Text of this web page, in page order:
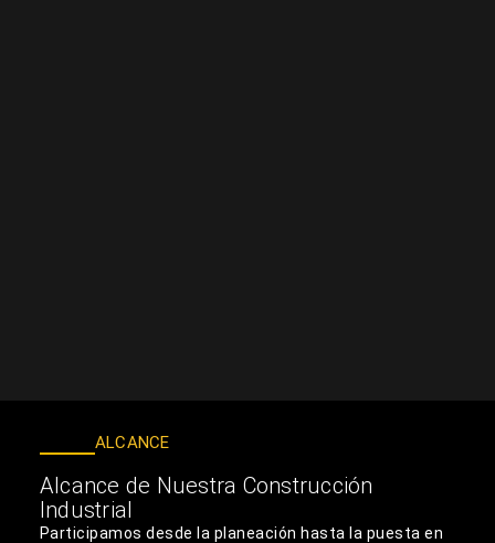
ALCANCE
Alcance de Nuestra Construcción
Industrial
Participamos desde la planeación hasta la puesta en